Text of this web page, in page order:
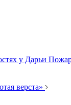
у Дарьи
верста»